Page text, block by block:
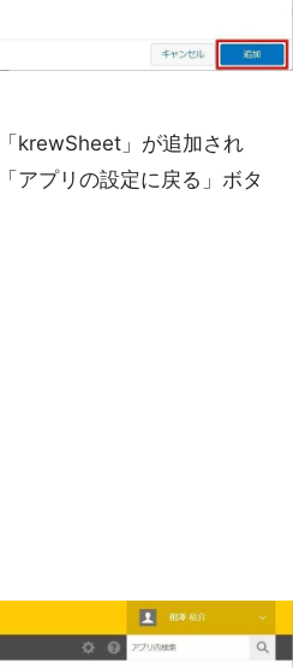
krewSheet」が追加され
アプリの設定に戻る」ボタ